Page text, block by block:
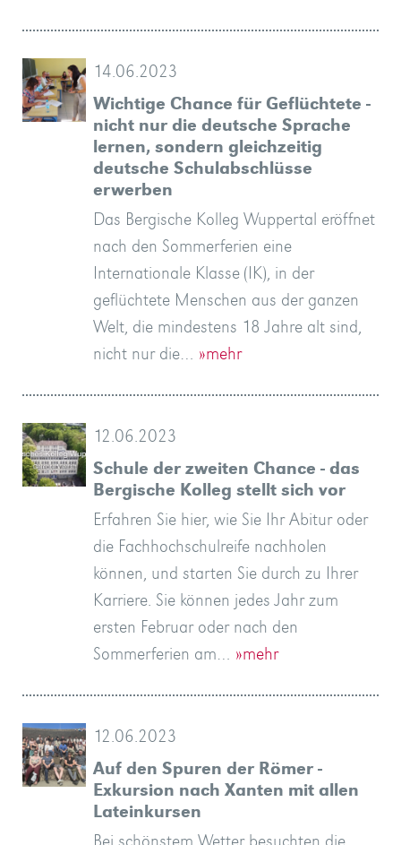
14.06.2023
Wichtige Chance für Geflüchtete -
nicht nur die deutsche Sprache
lernen, sondern gleichzeitig
deutsche Schulabschlüsse
erwerben
Das Bergische Kolleg Wuppertal eröffnet
nach den Sommerferien eine
Internationale Klasse (IK), in der
geflüchtete Menschen aus der ganzen
Welt, die mindestens 18 Jahre alt sind,
nicht nur die… »mehr
12.06.2023
Schule der zweiten Chance - das
Bergische Kolleg stellt sich vor
Erfahren Sie hier, wie Sie Ihr Abitur oder
die Fachhochschulreife nachholen
können, und starten Sie durch zu Ihrer
Karriere. Sie können jedes Jahr zum
ersten Februar oder nach den
Sommerferien am… »mehr
12.06.2023
Auf den Spuren der Römer -
Exkursion nach Xanten mit allen
Lateinkursen